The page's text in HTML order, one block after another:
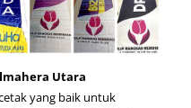
Utara
yang baik untuk